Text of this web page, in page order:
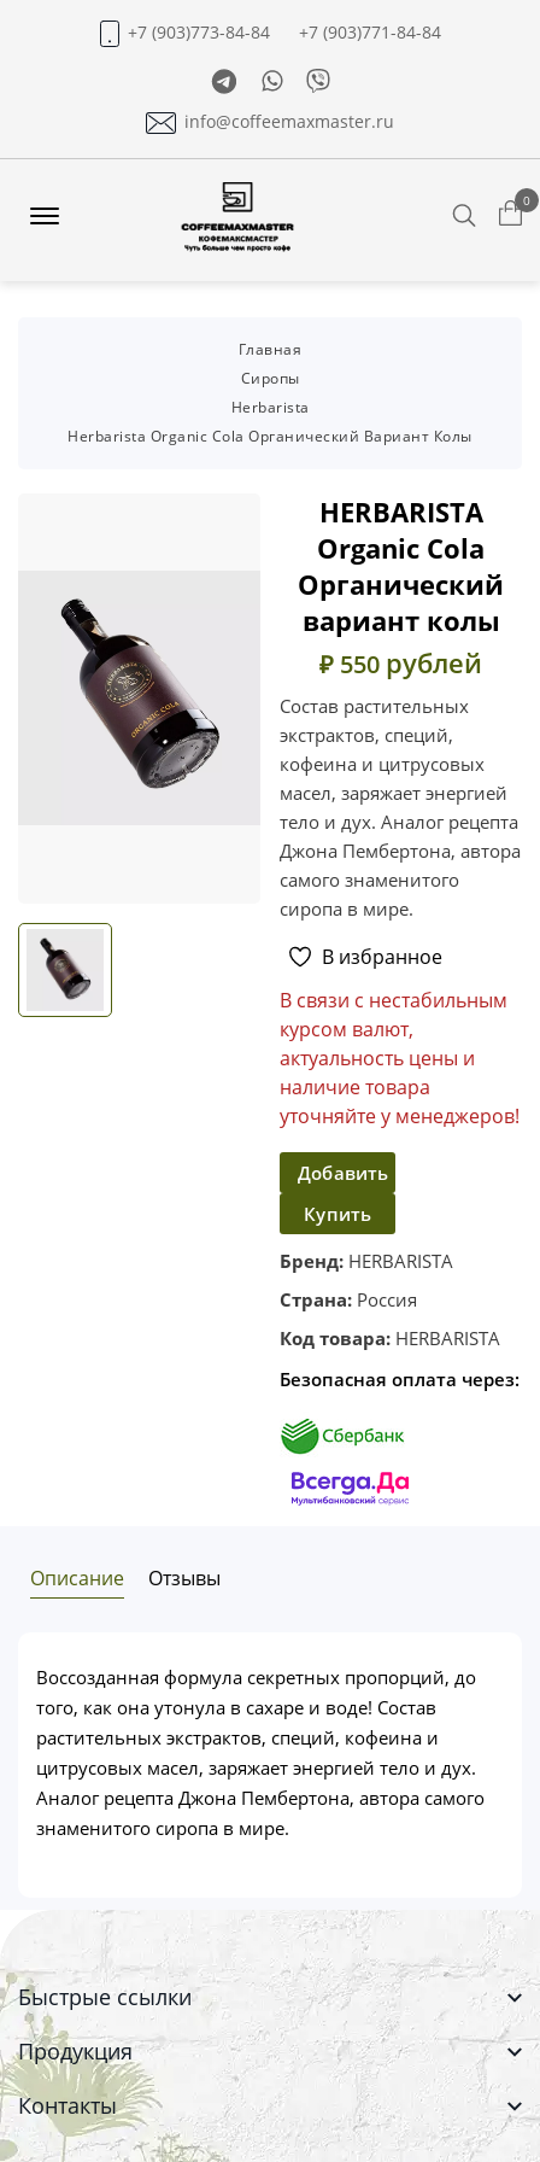
+7 (903)773-84-84
+7 (903)771-84-84
TelegramWhatsapp
Viber
info@coffeemaxmaster.ru
0
Главная
Сиропы
Herbarista
Herbarista Organic Cola Органический Вариант Колы
HERBARISTA
Organic Cola
Органический
вариант колы
₽ 550 рублей
Состав растительных
экстрактов, специй,
кофеина и цитрусовых
масел, заряжает энергией
тело и дух. Аналог рецепта
Джона Пембертона, автора
самого знаменитого
сиропа в мире.
В избранное
В связи с нестабильным
курсом валют,
актуальность цены и
наличие товара
уточняйте у менеджеров!
Добавить
в
корзину
Купить
в один
клик
Бренд: HERBARISTA
Страна: Россия
Код товара: HERBARISTA
Безопасная оплата через:
Описание Отзывы
Воссозданная формула секретных пропорций, до
того, как она утонула в сахаре и воде! Состав
растительных экстрактов, специй, кофеина и
цитрусовых масел, заряжает энергией тело и дух.
Аналог рецепта Джона Пембертона, автора самого
знаменитого сиропа в мире.
Быстрые ссылки
Продукция
Контакты